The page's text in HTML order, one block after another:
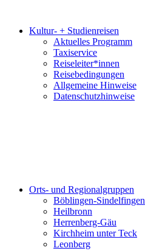
Kultur- + Studienreisen
Aktuelles Programm
Taxiservice
Reiseleiter*innen
Reisebedingungen
Allgemeine Hinweise
Datenschutzhinweise
Orts- und Regionalgruppen
Böblingen-Sindelfingen
Heilbronn
Herrenberg-Gäu
Kirchheim unter Teck
Leonberg